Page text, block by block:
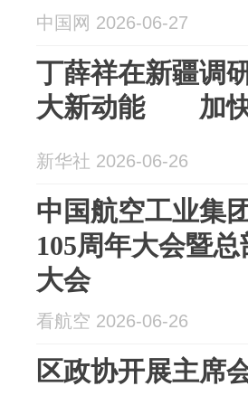
中国网 2026-06-27
丁薛祥在新疆
大新动能 加快
新华社 2026-06-26
中国航空工业集
105周年大会暨
大会
看航空 2026-06-26
区政协开展主席